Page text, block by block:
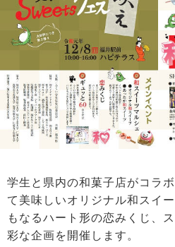
学生と県内の和菓子店がコラ
て美味しいオリジナル和スイ
もなるハート形の恋みくじ、
彩な企画を開催します。